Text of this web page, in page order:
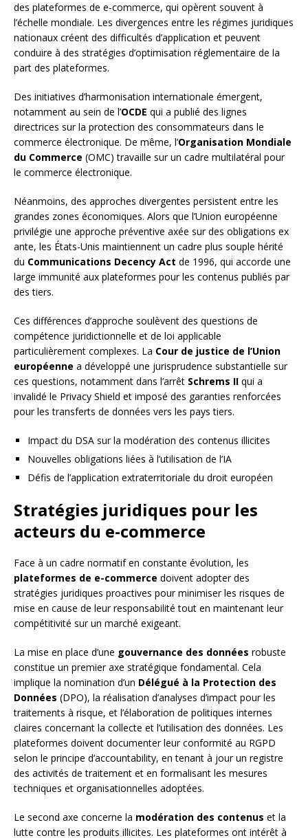
des plateformes de e-commerce, qui opèrent souvent à
l’échelle mondiale. Les divergences entre les régimes juridiques
nationaux créent des difficultés d’application et peuvent
conduire à des stratégies d’optimisation réglementaire de la
part des plateformes.
Des initiatives d’harmonisation internationale émergent,
notamment au sein de l’OCDE qui a publié des lignes
directrices sur la protection des consommateurs dans le
commerce électronique. De même, l’Organisation Mondiale
du Commerce (OMC) travaille sur un cadre multilatéral pour
le commerce électronique.
Néanmoins, des approches divergentes persistent entre les
grandes zones économiques. Alors que l’Union européenne
privilégie une approche préventive axée sur des obligations ex
ante, les États-Unis maintiennent un cadre plus souple hérité
du Communications Decency Act de 1996, qui accorde une
large immunité aux plateformes pour les contenus publiés par
des tiers.
Ces différences d’approche soulèvent des questions de
compétence juridictionnelle et de loi applicable
particulièrement complexes. La Cour de justice de l’Union
européenne a développé une jurisprudence substantielle sur
ces questions, notamment dans l’arrêt Schrems II qui a
invalidé le Privacy Shield et imposé des garanties renforcées
pour les transferts de données vers les pays tiers.
Impact du DSA sur la modération des contenus illicites
Nouvelles obligations liées à l’utilisation de l’IA
Défis de l’application extraterritoriale du droit européen
Stratégies juridiques pour les
acteurs du e-commerce
Face à un cadre normatif en constante évolution, les
plateformes de e-commerce doivent adopter des
stratégies juridiques proactives pour minimiser les risques de
mise en cause de leur responsabilité tout en maintenant leur
compétitivité sur un marché exigeant.
La mise en place d’une gouvernance des données robuste
constitue un premier axe stratégique fondamental. Cela
implique la nomination d’un Délégué à la Protection des
Données (DPO), la réalisation d’analyses d’impact pour les
traitements à risque, et l’élaboration de politiques internes
claires concernant la collecte et l’utilisation des données. Les
plateformes doivent documenter leur conformité au RGPD
selon le principe d’accountability, en tenant à jour un registre
des activités de traitement et en formalisant les mesures
techniques et organisationnelles adoptées.
Le second axe concerne la modération des contenus et la
lutte contre les produits illicites. Les plateformes ont intérêt à